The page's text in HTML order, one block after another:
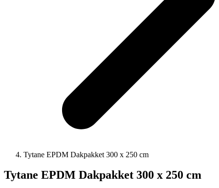
Tytane EPDM Dakpakket 300 x 250 cm
Tytane EPDM Dakpakket 300 x 250 cm